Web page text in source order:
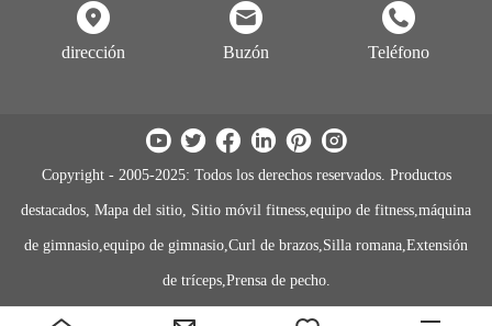
dirección Buzón Teléfono
Copyright - 2005-2025: Todos los derechos reservados. Productos
destacados, Mapa del sitio, Sitio móvil fitness,equipo de fitness,máquina
de gimnasio,equipo de gimnasio,Curl de brazos,Silla romana,Extensión
de tríceps,Prensa de pecho.